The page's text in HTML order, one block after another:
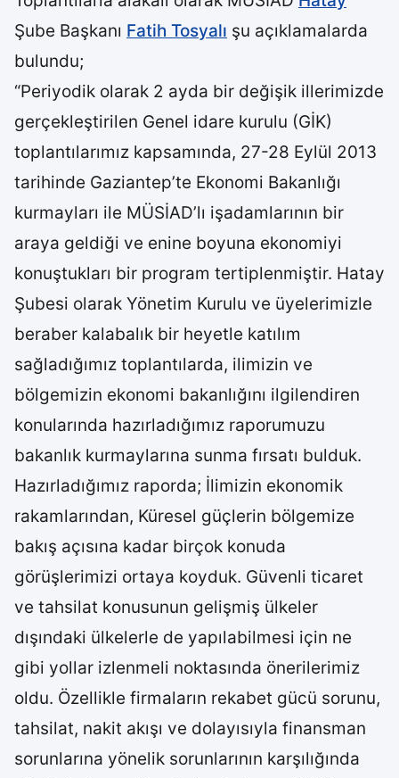
Şube Başkanı Fatih Tosyalı şu açıklamalarda
bulundu;
“Periyodik olarak 2 ayda bir değişik illerimizde
gerçekleştirilen Genel idare kurulu (GİK)
toplantılarımız kapsamında, 27-28 Eylül 2013
tarihinde Gaziantep’te Ekonomi Bakanlığı
kurmayları ile MÜSİAD’lı işadamlarının bir
araya geldiği ve enine boyuna ekonomiyi
konuştukları bir program tertiplenmiştir. Hatay
Şubesi olarak Yönetim Kurulu ve üyelerimizle
beraber kalabalık bir heyetle katılım
sağladığımız toplantılarda, ilimizin ve
bölgemizin ekonomi bakanlığını ilgilendiren
konularında hazırladığımız raporumuzu
bakanlık kurmaylarına sunma fırsatı bulduk.
Hazırladığımız raporda; İlimizin ekonomik
rakamlarından, Küresel güçlerin bölgemize
bakış açısına kadar birçok konuda
görüşlerimizi ortaya koyduk. Güvenli ticaret
ve tahsilat konusunun gelişmiş ülkeler
dışındaki ülkelerle de yapılabilmesi için ne
gibi yollar izlenmeli noktasında önerilerimiz
oldu. Özellikle firmaların rekabet gücü sorunu,
tahsilat, nakit akışı ve dolayısıyla finansman
sorunlarına yönelik sorunlarının karşılığında